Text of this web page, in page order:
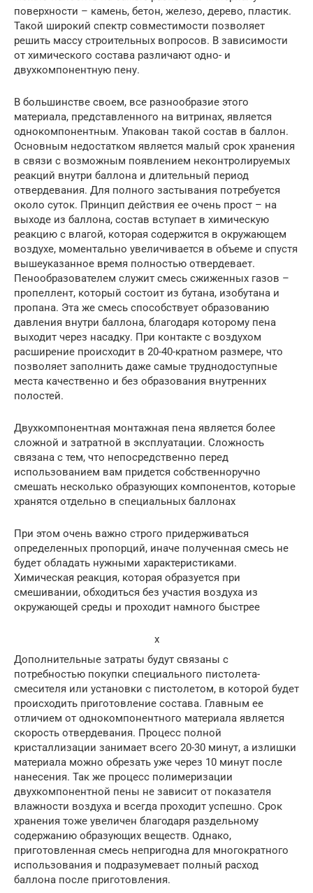
поверхности – камень, бетон, железо, дерево, пластик.
Такой широкий спектр совместимости позволяет
решить массу строительных вопросов. В зависимости
от химического состава различают одно- и
двухкомпонентную пену.
В большинстве своем, все разнообразие этого
материала, представленного на витринах, является
однокомпонентным. Упакован такой состав в баллон.
Основным недостатком является малый срок хранения
в связи с возможным появлением неконтролируемых
реакций внутри баллона и длительный период
отвердевания. Для полного застывания потребуется
около суток. Принцип действия ее очень прост – на
выходе из баллона, состав вступает в химическую
реакцию с влагой, которая содержится в окружающем
воздухе, моментально увеличивается в объеме и спустя
вышеуказанное время полностью отвердевает.
Пенообразователем служит смесь сжиженных газов –
пропеллент, который состоит из бутана, изобутана и
пропана. Эта же смесь способствует образованию
давления внутри баллона, благодаря которому пена
выходит через насадку. При контакте с воздухом
расширение происходит в 20-40-кратном размере, что
позволяет заполнить даже самые труднодоступные
места качественно и без образования внутренних
полостей.
Двухкомпонентная монтажная пена является более
сложной и затратной в эксплуатации. Сложность
связана с тем, что непосредственно перед
использованием вам придется собственноручно
смешать несколько образующих компонентов, которые
хранятся отдельно в специальных баллонах
При этом очень важно строго придерживаться
определенных пропорций, иначе полученная смесь не
будет обладать нужными характеристиками.
Химическая реакция, которая образуется при
смешивании, обходиться без участия воздуха из
окружающей среды и проходит намного быстрее
x
Дополнительные затраты будут связаны с
потребностью покупки специального пистолета-
смесителя или установки с пистолетом, в которой будет
происходить приготовление состава. Главным ее
отличием от однокомпонентного материала является
скорость отвердевания. Процесс полной
кристаллизации занимает всего 20-30 минут, а излишки
материала можно обрезать уже через 10 минут после
нанесения. Так же процесс полимеризации
двухкомпонентной пены не зависит от показателя
влажности воздуха и всегда проходит успешно. Срок
хранения тоже увеличен благодаря раздельному
содержанию образующих веществ. Однако,
приготовленная смесь непригодна для многократного
использования и подразумевает полный расход
баллона после приготовления.